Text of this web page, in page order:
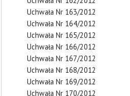
Uchwała Nr 163/2012
Uchwała Nr 164/2012
Uchwała Nr 165/2012
Uchwała Nr 166/2012
Uchwała Nr 167/2012
Uchwała Nr 168/2012
Uchwała Nr 169/2012
Uchwała Nr 170/2012